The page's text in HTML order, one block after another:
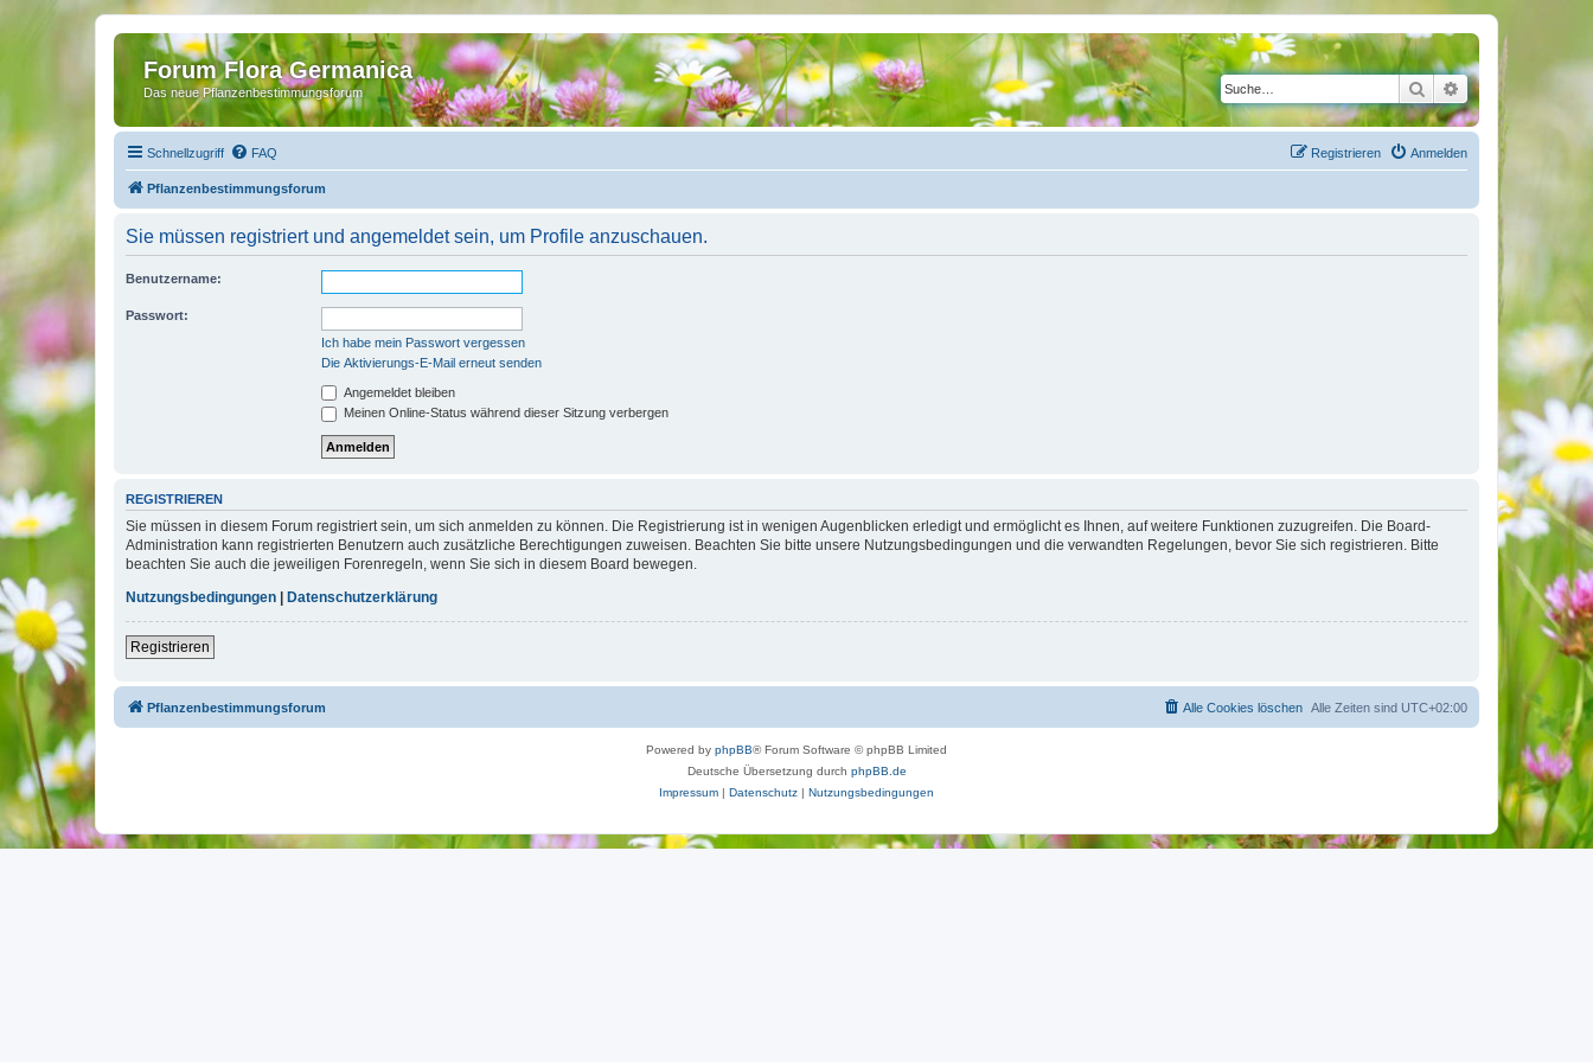
Forum Flora Germanica
Das neue Pflanzenbestimmungsforum SucheErweiterte Suche
Schnellzugriff FAQ Anmelden
Registrieren
Pflanzenbestimmungsforum
Sie müssen registriert und angemeldet sein, um Profile anzuschauen.
Benutzername:
Passwort:
Ich habe mein Passwort vergessen
Die Aktivierungs-E-Mail erneut senden
Angemeldet bleiben
Meinen Online-Status während dieser Sitzung verbergen
REGISTRIEREN
Sie müssen in diesem Forum registriert sein, um sich anmelden zu können. Die Registrierung ist in wenigen Augenblicken erledigt und ermöglicht es Ihnen, auf weitere Funktionen zuzugreifen. Die Board-
Administration kann registrierten Benutzern auch zusätzliche Berechtigungen zuweisen. Beachten Sie bitte unsere Nutzungsbedingungen und die verwandten Regelungen, bevor Sie sich registrieren. Bitte
beachten Sie auch die jeweiligen Forenregeln, wenn Sie sich in diesem Board bewegen.
Nutzungsbedingungen
Datenschutzerklärung
Registrieren
Pflanzenbestimmungsforum Alle Zeiten sind UTC+02:00
Alle Cookies löschen
Powered by phpBB® Forum Software © phpBB Limited
Deutsche Übersetzung durch phpBB.de
Impressum | Datenschutz | Nutzungsbedingungen